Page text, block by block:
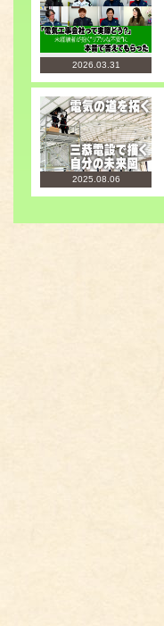
2026.03.31
2025.08.06